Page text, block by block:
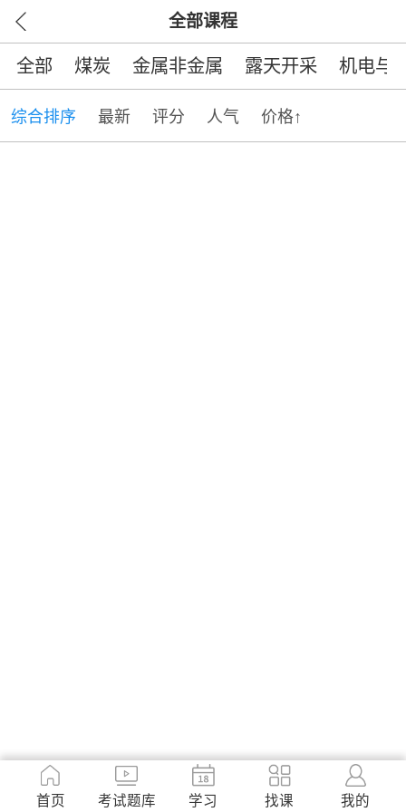
全部课程
全部 煤炭 金属非金属 露天开采 机电与
综合排序 最新 评分 人气 价格↑
首页 考试题库 学习 找课 我的